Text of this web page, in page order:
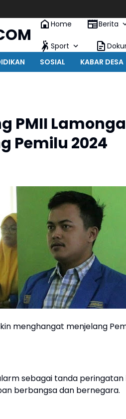
Home Berita
Sport
SOSIAL KABAR DESA
PMII
Pemilu 2024
menghangat menjelang
sebagai tanda
berbangsa dan bernegara.